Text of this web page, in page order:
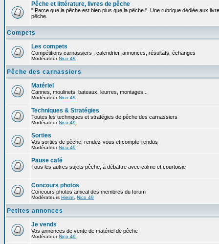
Pêche et littérature, livres de pêche
" Parce que la pêche est bien plus que la pêche ". Une rubrique dédiée aux
pêche.
Compets
Les compets
Compétitions carnassiers : calendrier, annonces, résultats, échanges
ModérateurNico 49
Pêche des carnassiers
Matériel
Cannes, moulinets, bateaux, leurres, montages...
ModérateurNico 49
Techniques & Stratégies
Toutes les techniques et stratégies de pêche des carnassiers
ModérateurNico 49
Sorties
Vos sorties de pêche, rendez-vous et compte-rendus
ModérateurNico 49
Pause café
Tous les autres sujets pêche, à débattre avec calme et courtoisie
Concours photos
Concours photos amical des membres du forum
Modérateurs Hieire Nico 49
Petites annonces
Je vends
Vos annonces de vente de matériel de pêche
ModérateurNico 49